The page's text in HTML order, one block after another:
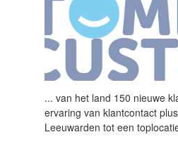
... van het land 150 nieuwe
ervaring van klantcontact
Leeuwarden tot een